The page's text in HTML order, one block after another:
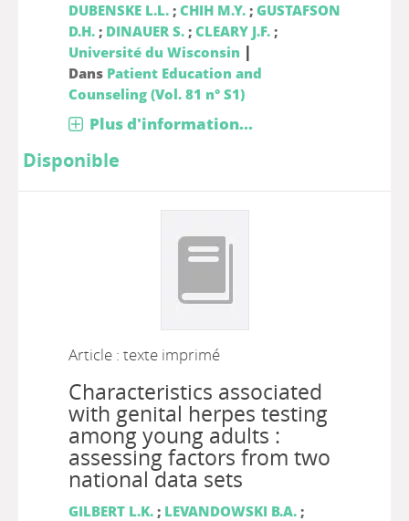
DUBENSKE L.L.; CHIH M.Y.; GUSTAFSON
D.H.; DINAUER S.; CLEARY J.F.;
Université du Wisconsin |
Dans Patient Education and
Counseling (Vol. 81 n° S1)
Plus d'information...
Disponible
Article : texte imprimé
Characteristics associated
with genital herpes testing
among young adults :
assessing factors from two
national data sets
GILBERT L.K.; LEVANDOWSKI B.A.;